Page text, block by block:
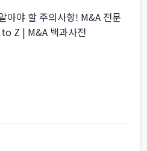
아야 할 주의사항! M&A 전문
Z | M&A 백과사전